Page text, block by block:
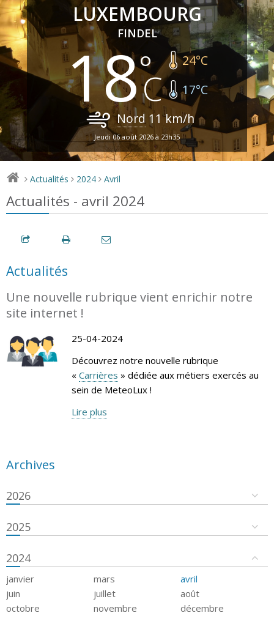
LUXEMBOURG
FINDEL
18 24°C
17°C
Nord 11km/h
Jeudi 06 août 2026 à 23h35
> Actualités > 2024 > Avril
Actualités - avril 2024
Actualités
Une nouvelle rubrique vient enrichir notre
site internet !
25-04-2024
Découvrez notre nouvelle rubrique
« Carrières » dédiée aux métiers exercés au
sein de MeteoLux !
Lire plus
Archives
2026
2025
2024
janvier mars
avril
juin
juillet
août
octobre
novembre décembre